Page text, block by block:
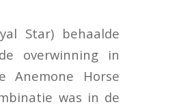
Star) behaalde
overwinning in
Anemone Horse
was in de